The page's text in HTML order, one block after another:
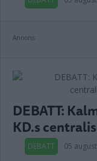
Annons:
DEBATT:
KD.s
DEBATT 05